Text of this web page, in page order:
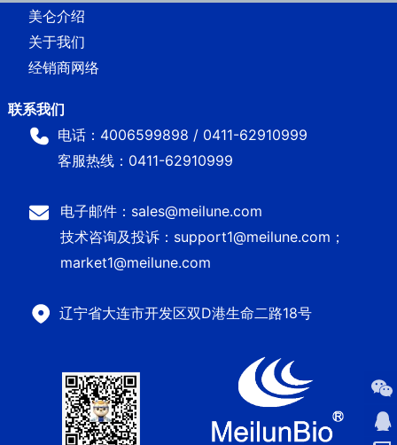
美仑介绍
关于我们
经销商网络
电话：4006599898 / 0411-62910999
客服热线：0411-62910999
电子邮件：sales@meilune.com
技术咨询及投诉：support1@meilune.com；
market1@meilune.com
辽宁省大连市开发区双D港生命二路18号